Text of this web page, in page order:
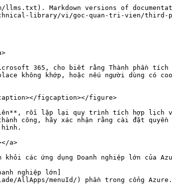
Markdown versions of
library/vi/goc-quan-tri-vien/third-
365, cho biết rằng Thành phần tích
không khớp, hoặc nếu người dùng
figcaption></figure>
rồi lặp lại quy trình tích hợp lịch
công, hãy xác nhận rằng cài đặt quyền
a>
các ứng dụng Doanh nghiệp lớn của
nghiệp lớn]
AllApps/menuId/) phần trong cổng Azure.